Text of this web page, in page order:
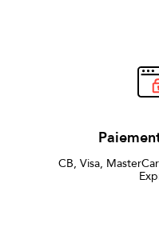
CB, Visa,